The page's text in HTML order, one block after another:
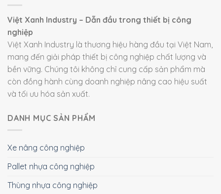
Việt Xanh Industry – Dẫn đầu trong thiết bị công
nghiệp
Việt Xanh Industry là thương hiệu hàng đầu tại Việt Nam,
mang đến giải pháp thiết bị công nghiệp chất lượng và
bền vững. Chúng tôi không chỉ cung cấp sản phẩm mà
còn đồng hành cùng doanh nghiệp nâng cao hiệu suất
và tối ưu hóa sản xuất.
DANH MỤC SẢN PHẨM
Xe nâng công nghiệp
Pallet nhựa công nghiệp
Thùng nhựa công nghiệp